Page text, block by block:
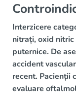
Interzicere
nitrați, oxid nitric
puternice. De
accident
recent. Pacienții
evaluare